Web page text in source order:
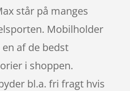
står på manges
Mobilholder
af de bedst
i shoppen.
bl.a. fri fragt hvis